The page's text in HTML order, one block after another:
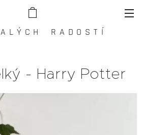
L Ý C H R A D O S T Í
- Harry Potter